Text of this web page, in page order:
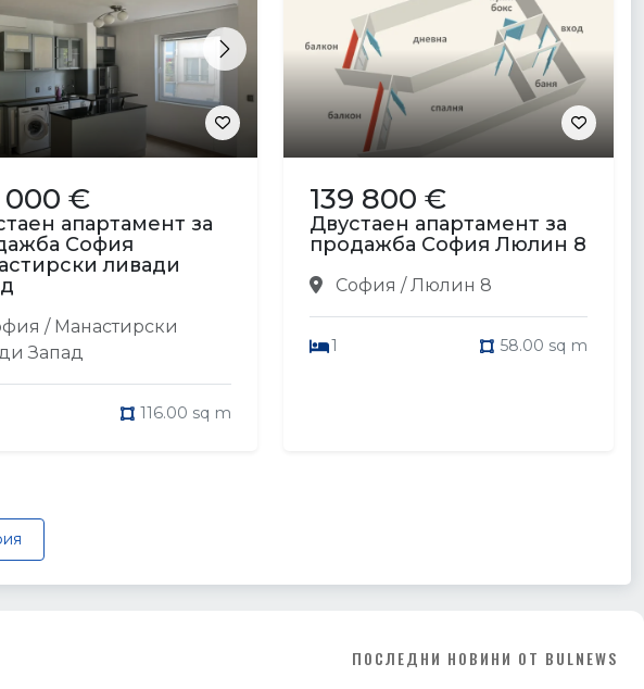
Next
000 €
апартамент за
София
ливади
/ Манастирски
Запад
116.00 sq m
139 800 €
Двустаен апартамент за
продажба София Люлин 8
София / Люлин 8
1 58.00 sq m
ПОСЛЕДНИ НОВИНИ ОТ BULNEWS